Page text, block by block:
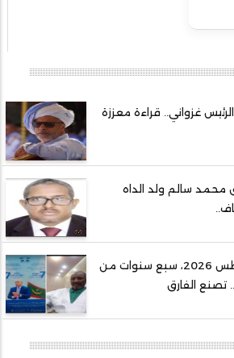
غزواني.. قراءة معززة
محمد سالم ولد الداه
أغسطس 2019- أغسطس 2026، سبع سنوات من
تصنع الفارق